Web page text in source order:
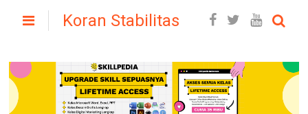
Koran Stabilitas